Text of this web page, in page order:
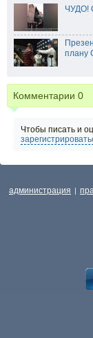
ЧУДО!
плану
Комментарии 0
Чтобы писать и
администрация |